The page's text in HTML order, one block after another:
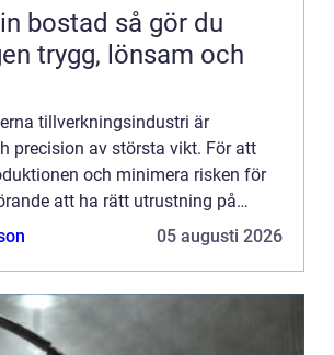
så gör du
trygg, lönsam och
tillverkningsindustri är
precision av största vikt. För att
och minimera risken för
att ha rätt utrustning på
nyckel...
05 augusti 2026